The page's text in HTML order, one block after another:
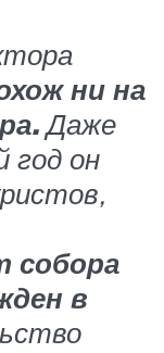
ни на
Даже
год он
собора
в